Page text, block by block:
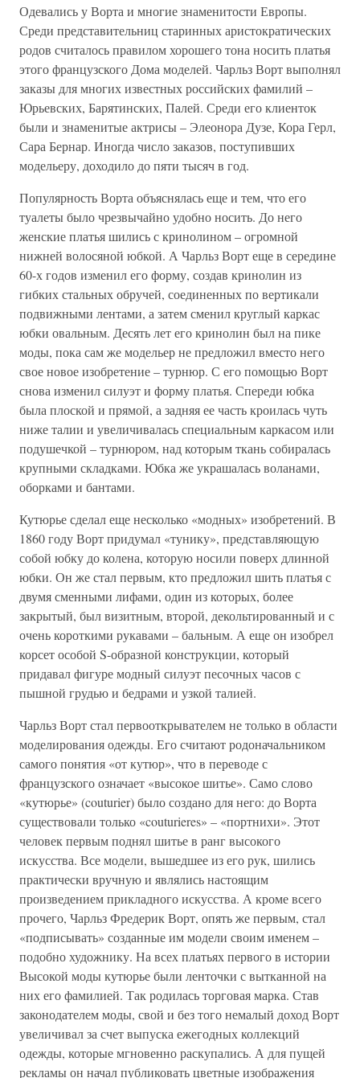
Одевались у Ворта и многие знаменитости Европы.
Среди представительниц старинных аристократических
родов считалось правилом хорошего тона носить платья
этого французского Дома моделей. Чарльз Ворт выполнял
заказы для многих известных российских фамилий –
Юрьевских, Барятинских, Палей. Среди его клиенток
были и знаменитые актрисы – Элеонора Дузе, Кора Герл,
Сара Бернар. Иногда число заказов, поступивших
модельеру, доходило до пяти тысяч в год.
Популярность Ворта объяснялась еще и тем, что его
туалеты было чрезвычайно удобно носить. До него
женские платья шились с кринолином – огромной
нижней волосяной юбкой. А Чарльз Ворт еще в середине
60-х годов изменил его форму, создав кринолин из
гибких стальных обручей, соединенных по вертикали
подвижными лентами, а затем сменил круглый каркас
юбки овальным. Десять лет его кринолин был на пике
моды, пока сам же модельер не предложил вместо него
свое новое изобретение – турнюр. С его помощью Ворт
снова изменил силуэт и форму платья. Спереди юбка
была плоской и прямой, а задняя ее часть кроилась чуть
ниже талии и увеличивалась специальным каркасом или
подушечкой – турнюром, над которым ткань собиралась
крупными складками. Юбка же украшалась воланами,
оборками и бантами.
Кутюрье сделал еще несколько «модных» изобретений. В
1860 году Ворт придумал «тунику», представляющую
собой юбку до колена, которую носили поверх длинной
юбки. Он же стал первым, кто предложил шить платья с
двумя сменными лифами, один из которых, более
закрытый, был визитным, второй, декольтированный и с
очень короткими рукавами – бальным. А еще он изобрел
корсет особой S-образной конструкции, который
придавал фигуре модный силуэт песочных часов с
пышной грудью и бедрами и узкой талией.
Чарльз Ворт стал первооткрывателем не только в области
моделирования одежды. Его считают родоначальником
самого понятия «от кутюр», что в переводе с
французского означает «высокое шитье». Само слово
«кутюрье» (couturier) было создано для него: до Ворта
существовали только «couturieres» – «портнихи». Этот
человек первым поднял шитье в ранг высокого
искусства. Все модели, вышедшее из его рук, шились
практически вручную и являлись настоящим
произведением прикладного искусства. А кроме всего
прочего, Чарльз Фредерик Ворт, опять же первым, стал
«подписывать» созданные им модели своим именем –
подобно художнику. На всех платьях первого в истории
Высокой моды кутюрье были ленточки с вытканной на
них его фамилией. Так родилась торговая марка. Став
законодателем моды, свой и без того немалый доход Ворт
увеличивал за счет выпуска ежегодных коллекций
одежды, которые мгновенно раскупались. А для пущей
рекламы он начал публиковать цветные изображения